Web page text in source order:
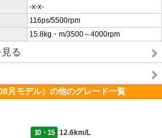
-x-x-
116ps/5500rpm
15.8kg・m/3500～4000rpm
る
月モデル）の他のグレード一覧
10・15
12.6km/L